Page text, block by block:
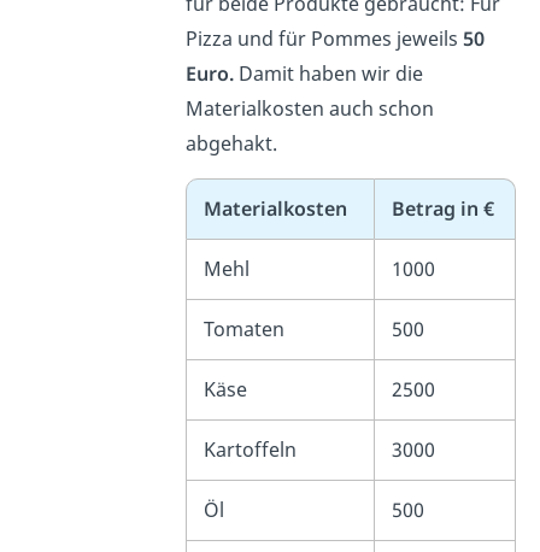
Pizza und für Pommes jeweils 50
Euro.Damit haben wir die
Materialkosten auch schon
abgehakt.
Materialkosten Betrag in €
Mehl 1000
Tomaten 500
Käse 2500
Kartoffeln 3000
Öl 500